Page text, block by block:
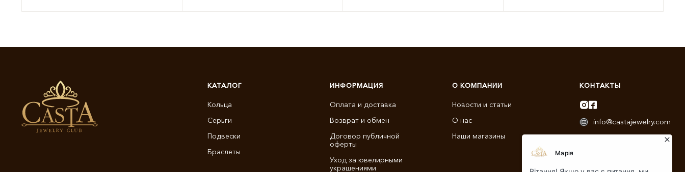
КАТАЛОГ
Кольца
Серьги
Подвески
Браслеты
ИНФОРМАЦИЯ
Оплата и доставка
Возврат и обмен
Договор публичной
оферты
Уход за ювелирными
украшениями
О КОМПАНИИ
Новости и статьи
О нас
Наши магазины
КОНТАКТЫ
info@castajewelry.com